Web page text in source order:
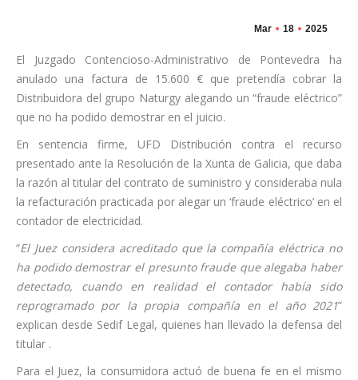
Mar 18 2025
El Juzgado Contencioso-Administrativo de Pontevedra ha
anulado una factura de 15.600 € que pretendía cobrar la
Distribuidora del grupo Naturgy alegando un “fraude eléctrico”
que no ha podido demostrar en el juicio.
En sentencia firme, UFD Distribución contra el recurso
presentado ante la Resolución de la Xunta de Galicia, que daba
la razón al titular del contrato de suministro y consideraba nula
la refacturación practicada por alegar un ‘fraude eléctrico’ en el
contador de electricidad.
“El Juez considera acreditado que la compañía eléctrica no
ha podido demostrar el presunto fraude que alegaba haber
detectado, cuando en realidad el contador había sido
reprogramado por la propia compañía en el año 2021”
explican desde Sedif Legal, quienes han llevado la defensa del
titular .
Para el Juez, la consumidora actuó de buena fe en el mismo